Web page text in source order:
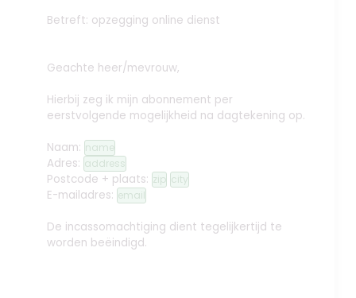
Betreft: opzegging online dienst
Geachte heer/mevrouw,
Hierbij zeg ik mijn abonnement per
eerstvolgende mogelijkheid na dagtekening op.
Naam: name
Adres: address
Postcode + plaats: zip city
E-mailadres: email
De incassomachtiging dient tegelijkertijd te
worden beëindigd.